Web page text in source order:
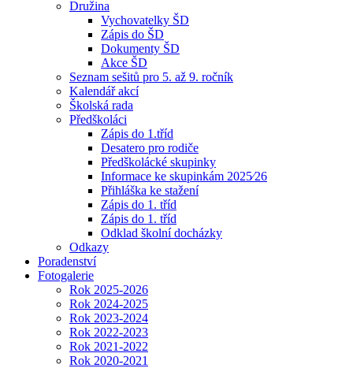
Družina
Vychovatelky ŠD
Zápis do ŠD
Dokumenty ŠD
Akce ŠD
Seznam sešitů pro 5. až 9. ročník
Kalendář akcí
Školská rada
Předškoláci
Zápis do 1.tříd
Desatero pro rodiče
Předškolácké skupinky
Informace ke skupinkám 2025⁄26
Přihláška ke stažení
Zápis do 1. tříd
Zápis do 1. tříd
Odklad školní docházky
Odkazy
Poradenství
Fotogalerie
Rok 2025-2026
Rok 2024-2025
Rok 2023-2024
Rok 2022-2023
Rok 2021-2022
Rok 2020-2021